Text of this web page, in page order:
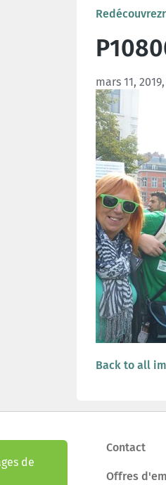
mars 11,
Back to all
de
Contact
Offres